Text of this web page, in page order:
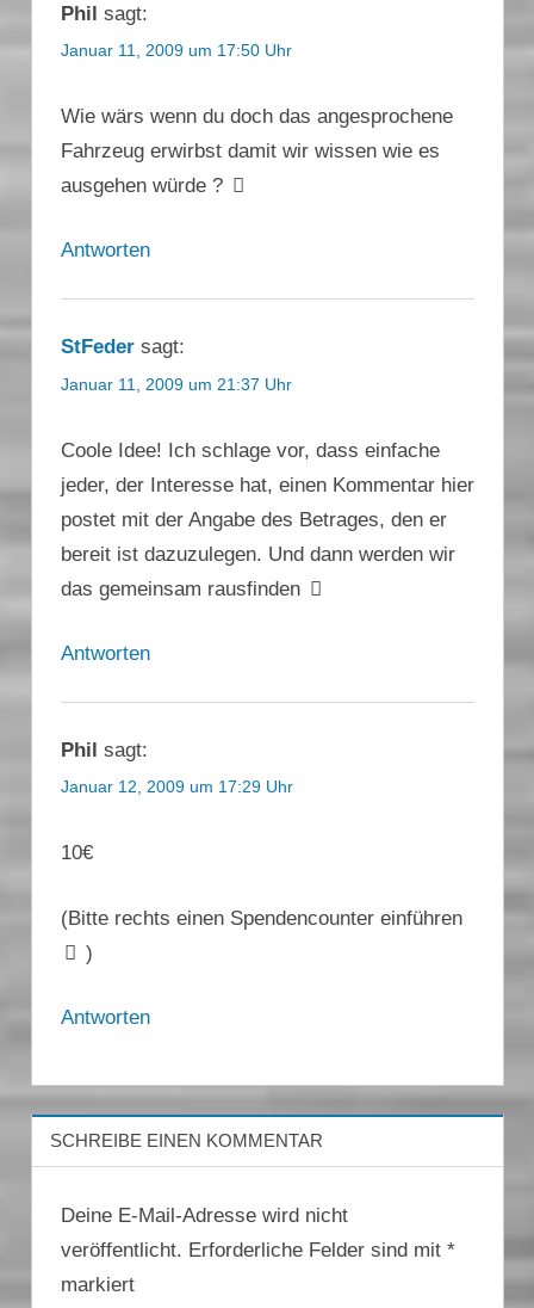
Phil sagt:
Januar 11, 2009 um 17:50 Uhr
Wie wärs wenn du doch das angesprochene
Fahrzeug erwirbst damit wir wissen wie es
ausgehen würde ?
Antworten
StFeder sagt:
Januar 11, 2009 um 21:37 Uhr
Coole Idee! Ich schlage vor, dass einfache
jeder, der Interesse hat, einen Kommentar hier
postet mit der Angabe des Betrages, den er
bereit ist dazuzulegen. Und dann werden wir
das gemeinsam rausfinden
Antworten
Phil sagt:
Januar 12, 2009 um 17:29 Uhr
10€
(Bitte rechts einen Spendencounter einführen
)
Antworten
SCHREIBE EINEN KOMMENTAR
Deine E-Mail-Adresse wird nicht
veröffentlicht. Erforderliche Felder sind mit *
markiert